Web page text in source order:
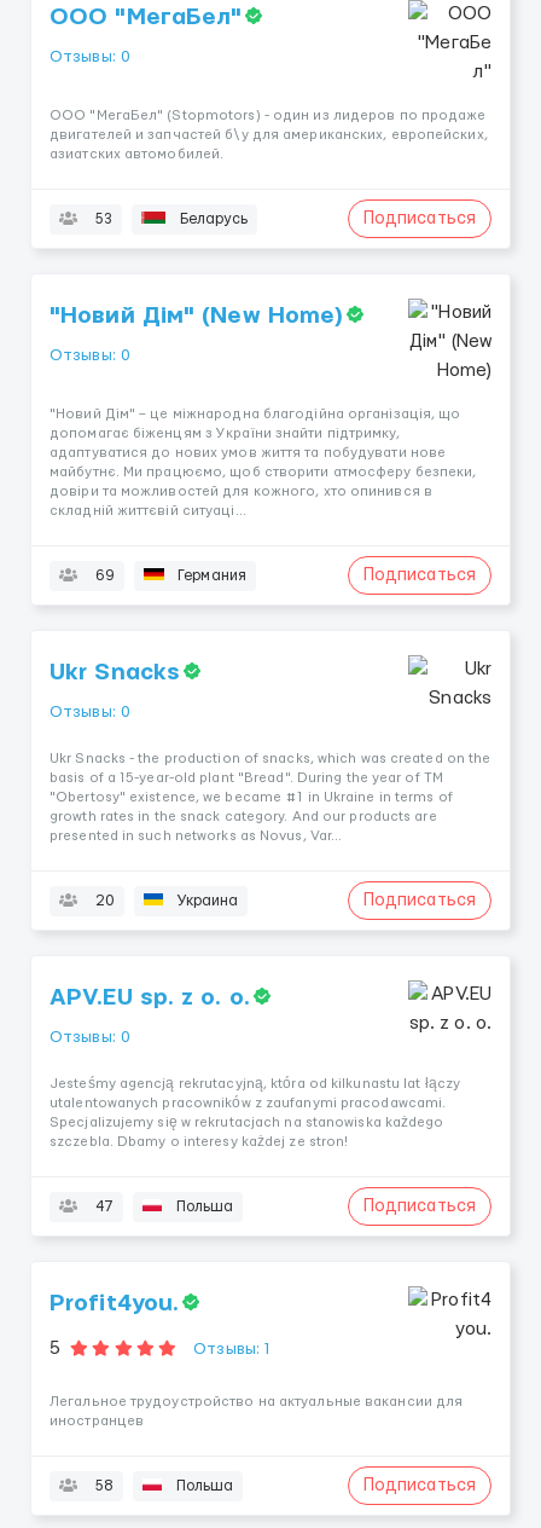
ООО "МегаБел"
Отзывы: 0
ООО "МегаБел" (Stopmotors) - один из лидеров по продаже
двигателей и запчастей б\у для американских, европейских,
азиатских автомобилей.
53 Беларусь Подписаться
"Новий Дім" (New Home)
Отзывы: 0
"Новий Дім" – це міжнародна благодійна організація, що
допомагає біженцям з України знайти підтримку,
адаптуватися до нових умов життя та побудувати нове
майбутнє. Ми працюємо, щоб створити атмосферу безпеки,
довіри та можливостей для кожного, хто опинився в
складній життєвій ситуаці...
69 Германия Подписаться
Ukr Snacks
Отзывы: 0
Ukr Snacks - the production of snacks, which was created on the
basis of a 15-year-old plant "Bread". During the year of TM
"Obertosy" existence, we became #1 in Ukraine in terms of
growth rates in the snack category. And our products are
presented in such networks as Novus, Var...
20 Украина Подписаться
APV.EU sp. z o. o.
Отзывы: 0
Jesteśmy agencją rekrutacyjną, która od kilkunastu lat łączy
utalentowanych pracowników z zaufanymi pracodawcami.
Specjalizujemy się w rekrutacjach na stanowiska każdego
szczebla. Dbamy o interesy każdej ze stron!
47 Польша Подписаться
Profit4you.
5 Отзывы: 1
Легальное трудоустройство на актуальные вакансии для
иностранцев
58 Польша Подписаться